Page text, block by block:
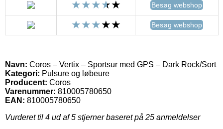
Besøg webshop
Besøg webshop
Navn: Coros – Vertix – Sportsur med GPS – Dark Rock/Sort
Kategori: Pulsure og løbeure
Producent: Coros
Varenummer: 810005780650
EAN: 810005780650
Vurderet til 4 ud af 5 stjerner baseret på 25 anmeldelser